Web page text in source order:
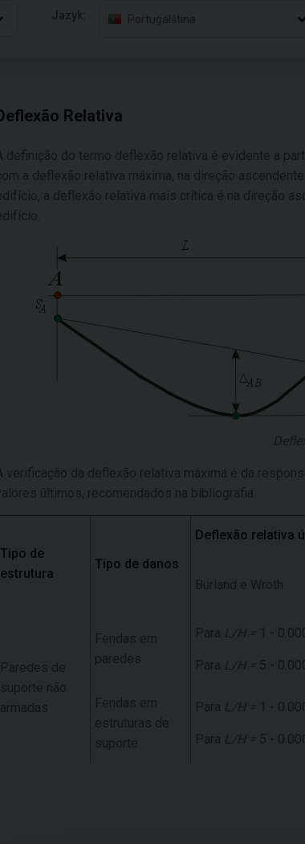
Jazyk: Portugalština
Relativa
definição do termo deflexão relativa é evidente a
a deflexão relativa máxima, na direção
a deflexão relativa mais crítica é na direção
verificação da deflexão relativa máxima é da
últimos, recomendados na bibliografia.
Tipo de
estrutura
Tipo de danos
Deflexão relativa
Burland e Wroth
Paredes de
suporte não
armadas
Fendas em
paredes
Para L/H = 1 -
Para L/H = 5 -
Fendas em
estruturas de
suporte
Para L/H = 1 -
Para L/H = 5 -